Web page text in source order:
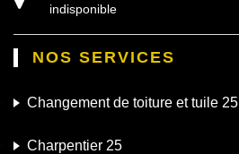
indisponible
NOS SERVICES
Changement de toiture et tuile 25
Charpentier 25